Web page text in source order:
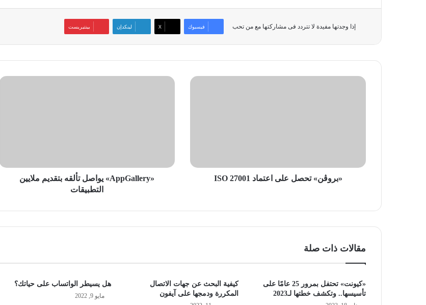
إذا وجدتها مفيدة لا تتردد فى مشاركتها مع من تحب فيسبوك ‫X لينكدإن بينتيريست
«بروڤن»
«بروڤن» تحصل على اعتماد ISO 27001
«AppGallery» يواصل تألقه بتقديم ملايين
التطبيقات
مقالات ذات صلة
«كيونت» تحتفل بمرور 25 عامًا على
تأسيسها.. وتكشف خطتها لـ2023
كيفية البحث عن جهات الاتصال
المكررة ودمجها على آيفون
هل يسيطر الواتساب على حياتك؟
مايو 9, 2022